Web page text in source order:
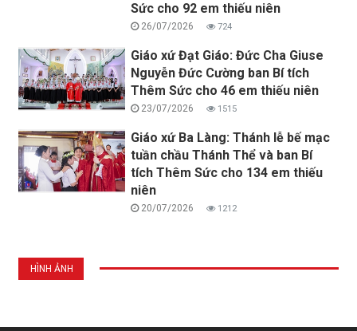
Sức cho 92 em thiếu niên
26/07/2026 724
Giáo xứ Đạt Giáo: Đức Cha Giuse
Nguyễn Đức Cường ban Bí tích
Thêm Sức cho 46 em thiếu niên
23/07/2026 1515
Giáo xứ Ba Làng: Thánh lễ bế mạc
tuần chầu Thánh Thể và ban Bí
tích Thêm Sức cho 134 em thiếu
niên
20/07/2026 1212
HÌNH ẢNH